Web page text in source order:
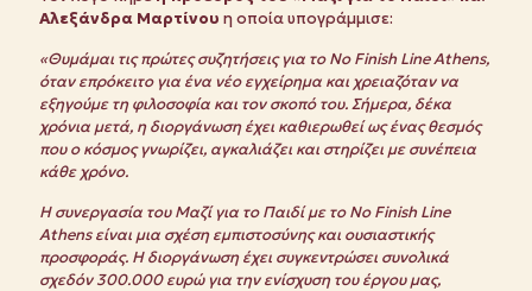
Αλεξάνδρα Μαρτίνου η οποία υπογράμμισε:
«Θυμάμαι τις πρώτες συζητήσεις για το No Finish Line Athens,
όταν επρόκειτο για ένα νέο εγχείρημα και χρειαζόταν να
εξηγούμε τη φιλοσοφία και τον σκοπό του. Σήμερα, δέκα
χρόνια μετά, η διοργάνωση έχει καθιερωθεί ως ένας θεσμός
που ο κόσμος γνωρίζει, αγκαλιάζει και στηρίζει με συνέπεια
κάθε χρόνο.
Η συνεργασία του Μαζί για το Παιδί με το No Finish Line
Athens είναι μια σχέση εμπιστοσύνης και ουσιαστικής
προσφοράς. Η διοργάνωση έχει συγκεντρώσει συνολικά
σχεδόν 300.000 ευρώ για την ενίσχυση του έργου μας,